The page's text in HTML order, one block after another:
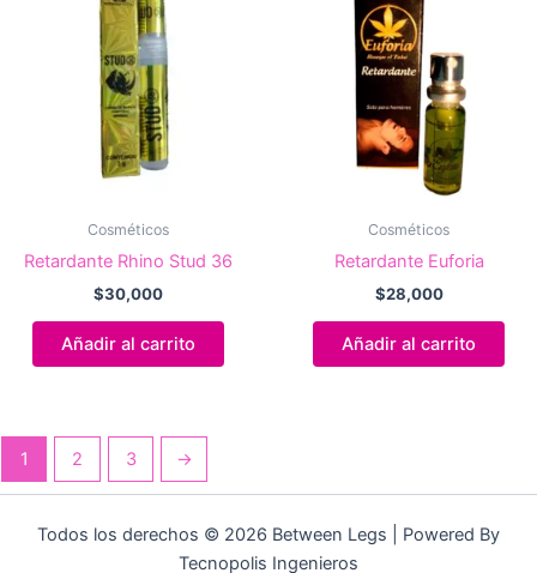
Cosméticos
Retardante Rhino Stud 36
$30,000
Añadir al carrito
Cosméticos
Retardante Euforia
$28,000
Añadir al carrito
1 2 3 →
Todos los derechos © 2026 Between Legs | Powered By
Tecnopolis Ingenieros